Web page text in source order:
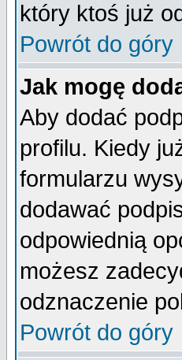
który ktoś już
Powrót do góry
Jak mogę
Aby dodać
profilu. Kiedy
formularzu
dodawać
odpowiednią
możesz
odznaczenie
Powrót do góry